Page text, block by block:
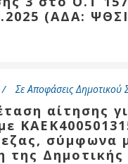
(ΑΔΑ:
Σε Αποφάσεις Δημοτικού
αίτησης
σύμφωνα
της Δημοτικής